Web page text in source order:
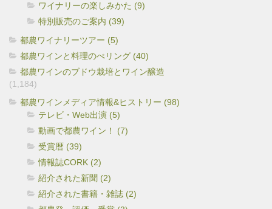
ワイナリーの楽しみかた (9)
特別販売のご案内 (39)
都農ワイナリーツアー (5)
都農ワインと料理のぺリング (40)
都農ワインのブドウ栽培とワイン醸造
(1,184)
都農ワインメディア情報&ヒストリー (98)
テレビ・Web出演 (5)
動画で都農ワイン！ (7)
受賞暦 (39)
情報誌CORK (2)
紹介された新聞 (2)
紹介された書籍・雑誌 (2)